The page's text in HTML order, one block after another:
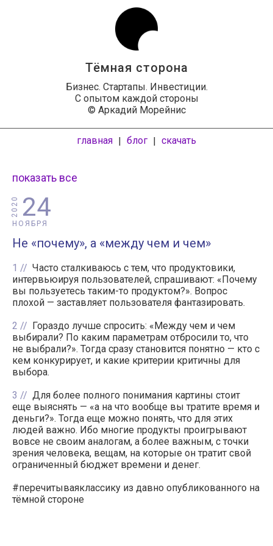
Тёмная сторона
Бизнес. Стартапы. Инвестиции.
С опытом каждой стороны
© Аркадий Морейнис
главная | блог | скачать
показать все
24
НОЯБРЯ
2020
Не «почему», а «между чем и чем»
1
Часто сталкиваюсь с тем, что продуктовики,
интервьюируя пользователей, спрашивают: «Почему
вы пользуетесь таким-то продуктом?». Вопрос
плохой — заставляет пользователя фантазировать.
2
Гораздо лучше спросить: «Между чем и чем
выбирали? По каким параметрам отбросили то, что
не выбрали?». Тогда сразу становится понятно — кто с
кем конкурирует, и какие критерии критичны для
выбора.
3
Для более полного понимания картины стоит
еще выяснять — «а на что вообще вы тратите время и
деньги?». Тогда еще можно понять, что для этих
людей важно. Ибо многие продукты проигрывают
вовсе не своим аналогам, а более важным, с точки
зрения человека, вещам, на которые он тратит свой
ограниченный бюджет времени и денег.
#перечитываяклассику из давно опубликованного на
тёмной стороне